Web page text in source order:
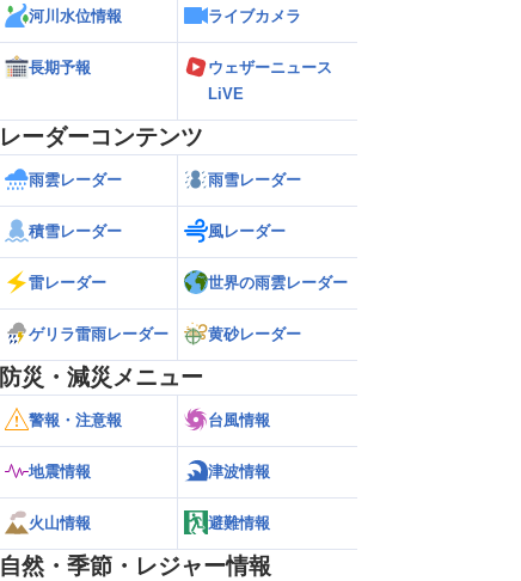
河川水位情報 ライブカメラ
長期予報
ウェザーニュース
LiVE
レーダーコンテンツ
雨雲レーダー 雨雪レーダー
積雪レーダー 風レーダー
雷レーダー 世界の雨雲レーダー
ゲリラ雷雨レーダー 黄砂レーダー
防災・減災メニュー
警報・注意報 台風情報
地震情報 津波情報
火山情報 避難情報
自然・季節・レジャー情報